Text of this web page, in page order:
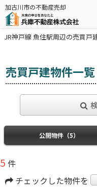
加古川市の不動産売却
JR神戸線 魚住駅周辺の売買戸
売買戸建物件一覧
公開物件（5）
5 件
チェックした物件を